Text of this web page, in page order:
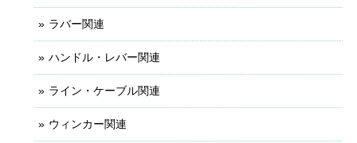
ラバー関連
ハンドル・レバー関連
ライン・ケーブル関連
ウィンカー関連